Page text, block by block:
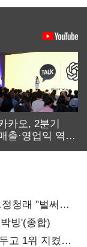
카오, 2분기
출·영업익 역대
청래 "벌써
빙'(종합)
고 1위 지켰다